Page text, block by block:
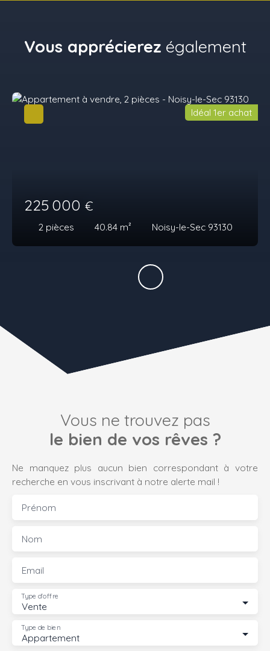
Vous apprécierez également
225 000 €
2 pièces 40.84 m² Noisy-le-Sec 93130
Idéal 1er achat
Vous ne trouvez pas
le bien de vos rêves ?
Ne manquez plus aucun bien correspondant à votre
recherche en vous inscrivant à notre alerte mail !
Prénom
Nom
Email
Vente
Type d'offre
Appartement
Type de bien